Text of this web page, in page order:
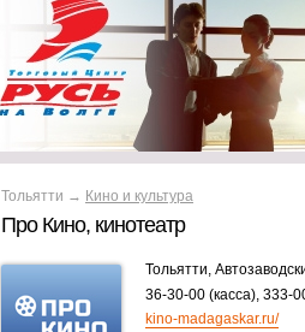
Тольятти → Кино и культура
Про Кино, кинотеатр
Тольятти,
36-30-00 (касса), 333-
kino-madagaskar.ru/